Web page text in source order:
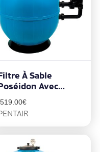
À Sable
Avec
Technologie
CLEARPRO
h
519.00€